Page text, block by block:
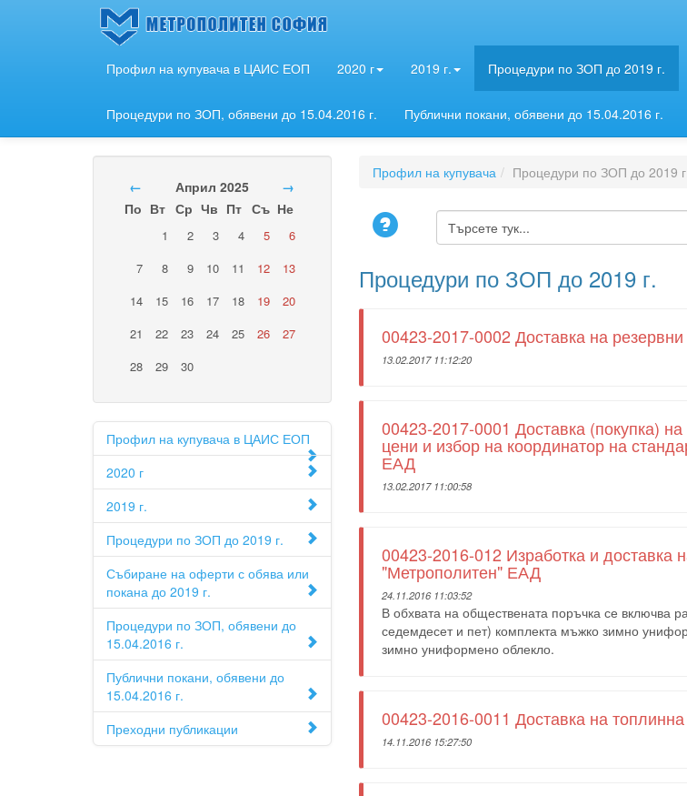
Профил на купувача в ЦАИС ЕОП 2020 г 2019 г. Процедури по ЗОП до 2019 г.
Процедури по ЗОП, обявени до 15.04.2016 г. Публични покани, обявени до 15.04.2016 г.
← Април 2025
→
По Вт Ср Чв Пт Съ Не
1 2 3 4 5
6
7
8 9 10 11 12
13
14
15 16 17 18 19
20
21
22 23 24 25 26
27
28
29 30
Профил на купувача в ЦАИС ЕОП
2020 г
2019 г.
Процедури по ЗОП до 2019 г.
Събиране на оферти с обява или
покана до 2019 г.
Процедури по ЗОП, обявени до
15.04.2016 г.
Публични покани, обявени до
15.04.2016 г.
Преходни публикации
Профил на купувача Процедури по ЗОП до 2019
Процедури по ЗОП до 2019 г.
00423-2017-0002 Доставка на
13.02.2017 11:12:20
00423-2017-0001 Доставка (покупка)
цени и избор на координатор на
ЕАД
13.02.2017 11:00:58
00423-2016-012 Изработка и
"Метрополитен" ЕАД
24.11.2016 11:03:52
В обхвата на обществената поръчка се включва
седемдесет и пет) комплекта мъжко зимно
зимно униформено облекло.
00423-2016-0011 Доставка на
14.11.2016 15:27:50